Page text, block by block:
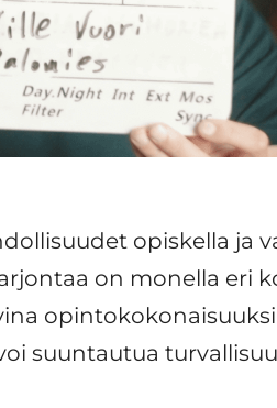
opiskella ja
on monella eri
suuntautua